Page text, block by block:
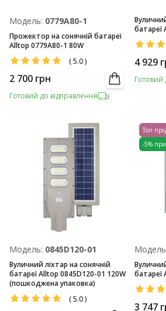
Модель: 0779A80-1
Прожектор на сонячній батареї
Alltop 0779A80-1 80W
(5.0)
2 700 грн
Готовий до відправлення
батареї
4 929
Готовий
Модель: 0845D120-01
Вуличний ліхтар на сонячній
батареї Alltop 0845D120-01 120W
(пошкоджена упаковка)
(5.0)
Топ
-5%
батареї
3 747